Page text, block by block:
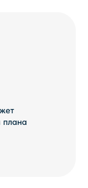
плана